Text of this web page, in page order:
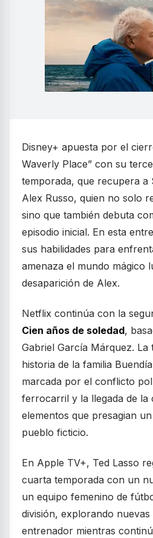
Disney+ apuesta por el
Waverly Place” con su
temporada, que recupera a
Alex Russo, quien no solo
sino que también debuta
episodio inicial. En esta
sus habilidades para
amenaza el mundo mágico
desaparición de Alex.
Netflix continúa con la
Cien años de soledad,
Gabriel García Márquez. La
historia de la familia
marcada por el conflicto
ferrocarril y la llegada de la
elementos que presagian
pueblo ficticio.
En Apple TV+, Ted Lasso
cuarta temporada con un
un equipo femenino de
división, explorando nuevas
entrenador mientras